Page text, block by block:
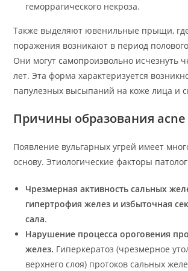
геморрагического некроза.
Также выделяют ювенильные прыщи,
поражения возникают в период
Они могут самопроизвольно исчезнуть
лет. Эта форма характеризуется
папулезных высыпаний на коже лица и
Причины образования
Появление вульгарных угрей имеет
основу. Этиологические факторы
Чрезмерная активность сальных
гипертрофия желез и избыточная
сала.
Нарушение процесса ороговения
желез. Гиперкератоз (чрезмерное
верхнего слоя) протоков сальных